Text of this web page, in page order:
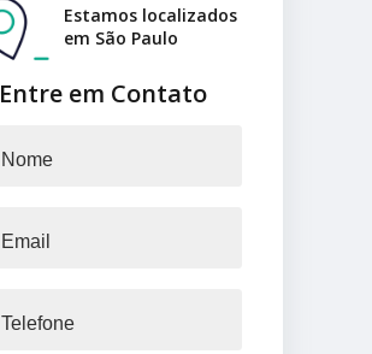
Entre em Contato
Estamos localizados
em São Paulo